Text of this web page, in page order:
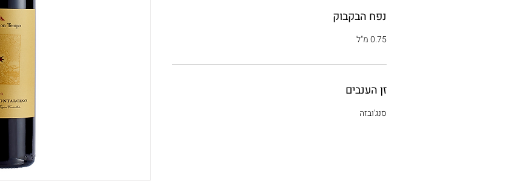
נפח הבקבוק
0.75 מ"ל
זן הענבים
סנג'ובזה